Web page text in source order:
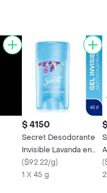
$ 4150
Secret Desodorante
Invisible Lavanda en
Gel
($92.22/g)
1 X 45 g
(